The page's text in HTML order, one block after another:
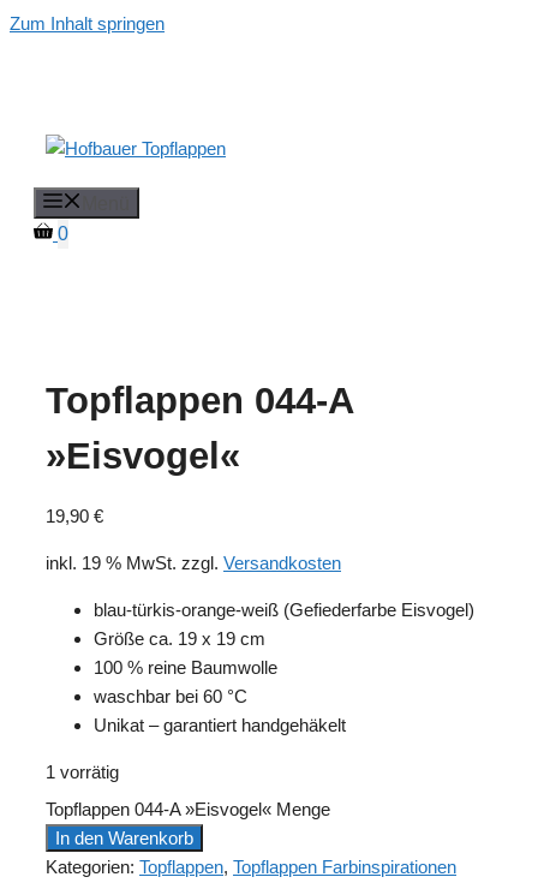
Zum Inhalt springen
0
Topflappen 044-A
»Eisvogel«
19,90 €
inkl. 19 % MwSt. zzgl. Versandkosten
blau-türkis-orange-weiß (Gefiederfarbe Eisvogel)
Größe ca. 19 x 19 cm
100 % reine Baumwolle
waschbar bei 60 °C
Unikat – garantiert handgehäkelt
1 vorrätig
Topflappen 044-A »Eisvogel« Menge
In den Warenkorb
Kategorien: Topflappen, Topflappen Farbinspirationen